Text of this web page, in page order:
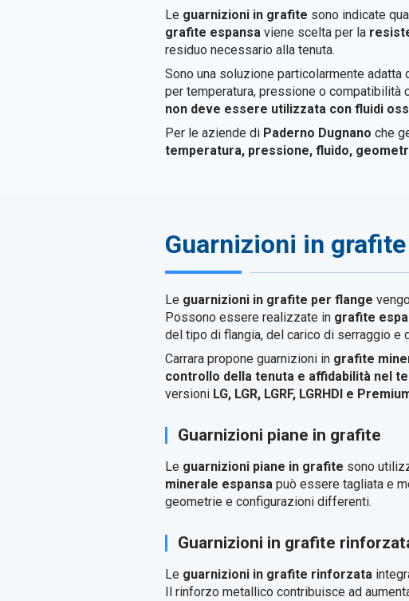
Le guarnizioni in grafite sono indicate
grafite espansa viene scelta per la
residuo necessario alla tenuta.
Sono una soluzione particolarmente
per temperatura, pressione o compatibilità
non deve essere utilizzata con fluidi
Per le aziende di Paderno Dugnano che
temperatura, pressione, fluido,
Guarnizioni in
Le guarnizioni in grafite per flange
Possono essere realizzate in grafite
del tipo di flangia, del carico di serraggio
Carrara propone guarnizioni in grafite
controllo della tenuta e affidabilità nel
versioni LG, LGR, LGRF, LGRHDI e
Guarnizioni piane in grafite
Le guarnizioni piane in grafite sono
minerale espansa può essere tagliata e
geometrie e configurazioni differenti.
Guarnizioni in grafite
Le guarnizioni in grafite rinforzata
Il rinforzo metallico contribuisce ad